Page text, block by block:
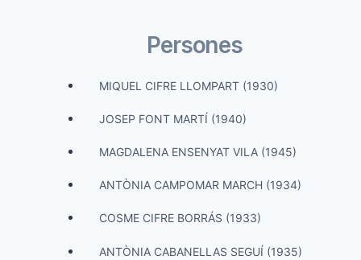
Persones
MIQUEL CIFRE LLOMPART (1930)
JOSEP FONT MARTÍ (1940)
MAGDALENA ENSENYAT VILA (1945)
ANTÒNIA CAMPOMAR MARCH (1934)
COSME CIFRE BORRÁS (1933)
ANTÒNIA CABANELLAS SEGUÍ (1935)